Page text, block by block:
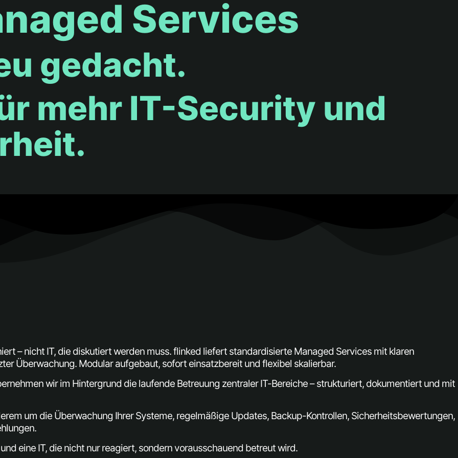
Services
gedacht.
mehr IT-Security und
– nicht IT, die diskutiert werden muss.flinked liefert standardisierte Managed Services mit klaren
Überwachung. Modular aufgebaut, sofort einsatzbereit und flexibel skalierbar.
wir im Hintergrund die laufende Betreuung zentraler IT-Bereiche – strukturiert, dokumentiert und mit
um die Überwachung Ihrer Systeme, regelmäßige Updates, Backup-Kontrollen, Sicherheitsbewertungen,
eine IT, die nicht nur reagiert, sondern vorausschauend betreut wird.